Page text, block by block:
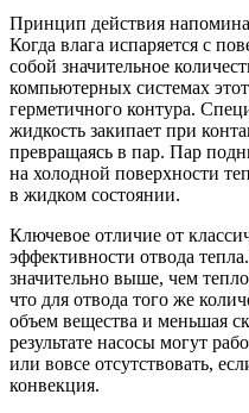
Принцип действия
Когда влага испаряется с
собой значительное
компьютерных системах
герметичного контура.
жидкость закипает при
превращаясь в пар. Пар
на холодной поверхности
в жидком состоянии.
Ключевое отличие от
эффективности отвода
значительно выше, чем
что для отвода того же
объем вещества и меньшая
результате насосы могут
или вовсе отсутствовать,
конвекция.